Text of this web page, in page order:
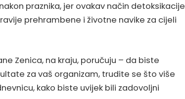
praznika, jer ovakav način detoksikacije
prehrambene i životne navike za cijeli
Zenica, na kraju, poručuju – da biste
za vaš organizam, trudite se što više
kako biste uvijek bili zadovoljni